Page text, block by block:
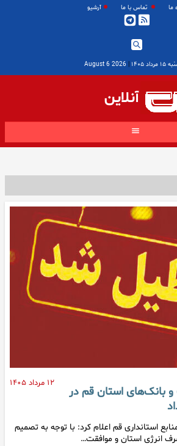
ما تماس با ما آرشیو
۱۴۰۵ |
2026 August 6
آنلاین
۱۲ مرداد ۱۴۰۵
و بانک‌های استان قم در
استانداری قم اعلام کرد: با توجه به تصمیم
انرژی استان و موافقت…